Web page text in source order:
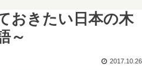
おきたい日本の木
～
2017.10.26